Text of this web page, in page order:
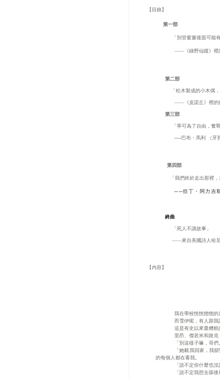
【目錄】
第一部
「別管窗簾後面可能
――《綠野仙蹤》裡
第二部
「松木製成的小木偶
―― 《皮諾丘》裡的
第三部
「寧可為了自由，奮
──巴布・馬利 （
第四部
「我們終於走出那裡
──但丁・阿力吉
終曲
「死人不講故事」
――來自美國詩人哈
【內容】
我在學校恍恍惚惚
而雪伊呢，有人跟
這是有史以來最糟
里昂、傑若米和路
「別這樣子嘛，哥
「她載我回家，我
的每個人都在看我。
「說不定你什麼也
「說不定我想去舔